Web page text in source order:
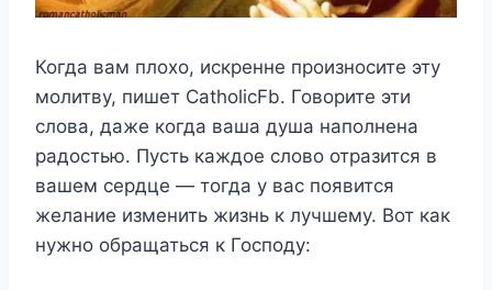
Когда вам плохо, искренне произносите эту
молитву, пишет CatholicFb. Говорите эти
слова, даже когда ваша душа наполнена
радостью. Пусть каждое слово отразится в
вашем сердце — тогда у вас появится
желание изменить жизнь к лучшему. Вот как
нужно обращаться к Господу: